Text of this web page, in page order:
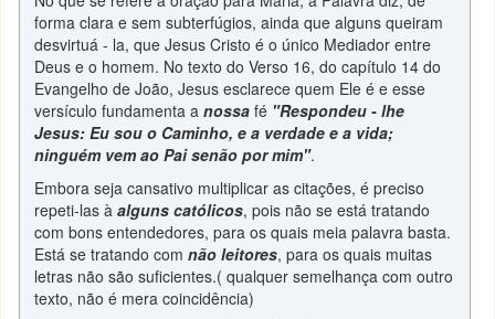
forma clara e sem subterfúgios, ainda que alguns queiram
desvirtuá - la, que Jesus Cristo é o único Mediador entre
Deus e o homem. No texto do Verso 16, do capítulo 14 do
Evangelho de João, Jesus esclarece quem Ele é e esse
versículo fundamenta anossa fé "Respondeu - lhe
Jesus: Eu sou o Caminho, e a verdade e a vida;
ninguém vem ao Pai senão por mim".
Embora seja cansativo multiplicar as citações, é preciso
repeti-las àalguns católicos, pois não se está tratando
com bons entendedores, para os quais meia palavra basta.
Está se tratando comnão leitores, para os quais muitas
letras não são suficientes.( qualquer semelhança com outro
texto, não é mera coincidência)